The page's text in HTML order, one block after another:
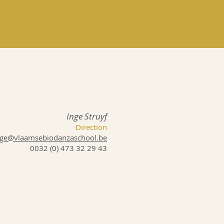
Inge Struyf
Direction
​0032 (0) 473 32 29 43